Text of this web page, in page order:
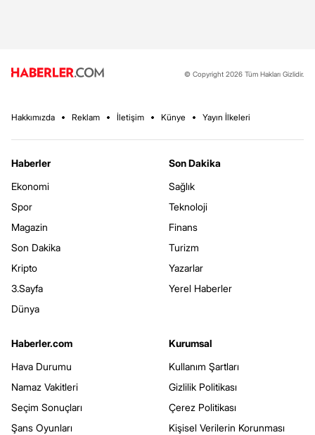
© Copyright 2026 Tüm Hakları Gizlidir.
Hakkımızda Reklam İletişim Künye Yayın İlkeleri
Haberler
Ekonomi
Spor
Magazin
Son Dakika
Kripto
3.Sayfa
Dünya
Son Dakika
Sağlık
Teknoloji
Finans
Turizm
Yazarlar
Yerel Haberler
Haberler.com
Hava Durumu
Namaz Vakitleri
Seçim Sonuçları
Şans Oyunları
Kurumsal
Kullanım Şartları
Gizlilik Politikası
Çerez Politikası
Kişisel Verilerin Korunması